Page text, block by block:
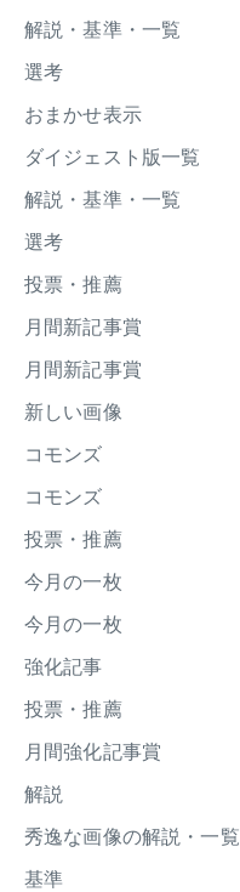
解説・基準・一覧
選考
おまかせ表示
ダイジェスト版一覧
解説・基準・一覧
選考
投票・推薦
月間新記事賞
月間新記事賞
新しい画像
コモンズ
コモンズ
投票・推薦
今月の一枚
今月の一枚
強化記事
投票・推薦
月間強化記事賞
解説
秀逸な画像の解説・一覧
基準